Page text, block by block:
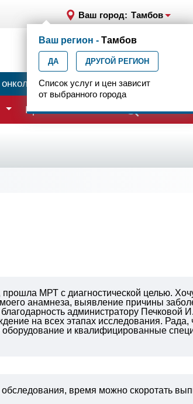
Ваш город: Тамбов
+7 (4752) 63-33-63
ежедн. 7.00-23.00
Ваш регион - Тамбов
ДА ДРУГОЙ РЕГИОН
Список услуг и цен зависит
от выбранного города
Центр эпилептологии
Врачи
МРТ с диагностической целью.
анамнеза, выявление причины
администратору Печковой
на всех этапах исследования. Рада,
оборудование и квалифицированные
время можно скоротать